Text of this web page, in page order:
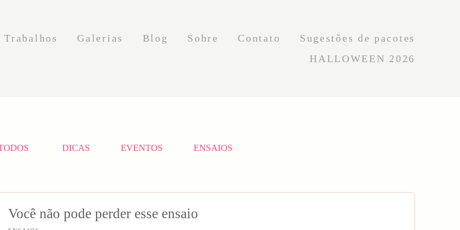
Trabalhos Galerias Blog Sobre Contato
Sugestões de pacotes
HALLOWEEN 2026
DICAS EVENTOS ENSAIOS
Você não pode perder esse ensaio